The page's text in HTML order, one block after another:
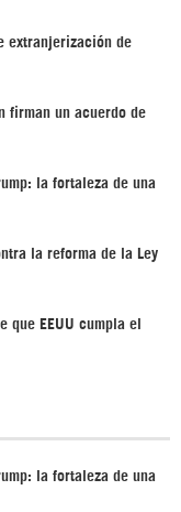
extranjerización de
firman un acuerdo de
la fortaleza de una
la reforma de la Ley
que EEUU cumpla el
la fortaleza de una